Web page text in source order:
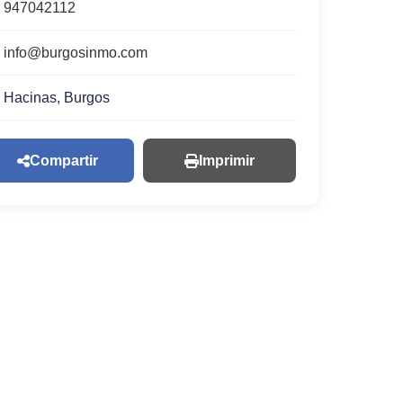
947042112
info@burgosinmo.com
Hacinas, Burgos
Compartir Imprimir